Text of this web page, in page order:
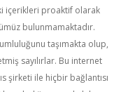
içerikleri proaktif olarak
bulunmamaktadır.
taşımakta olup,
sayılırlar. Bu internet
şirketi ile hiçbir bağlantısı